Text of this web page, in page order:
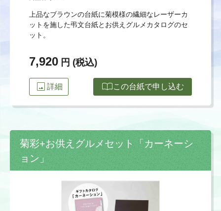
上品なブラウンの台紙に菊模様の繊細なレーザーカ
ットを施した弔文台紙とお供えグルメカタログのセ
ット。
7,920 円 (税込)
image 詳細 import_contactsこの台紙で申し込む
菊彩+お供えグルメセット「カーネーシ
ョン」